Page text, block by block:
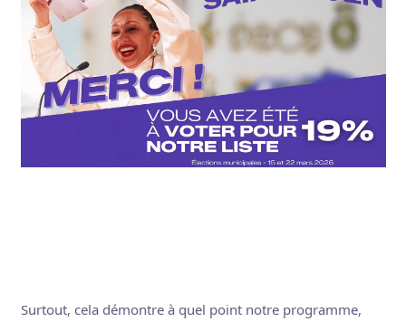
Surtout, cela démontre à quel point notre programme,